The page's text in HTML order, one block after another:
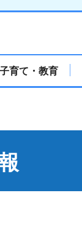
子育て・教育